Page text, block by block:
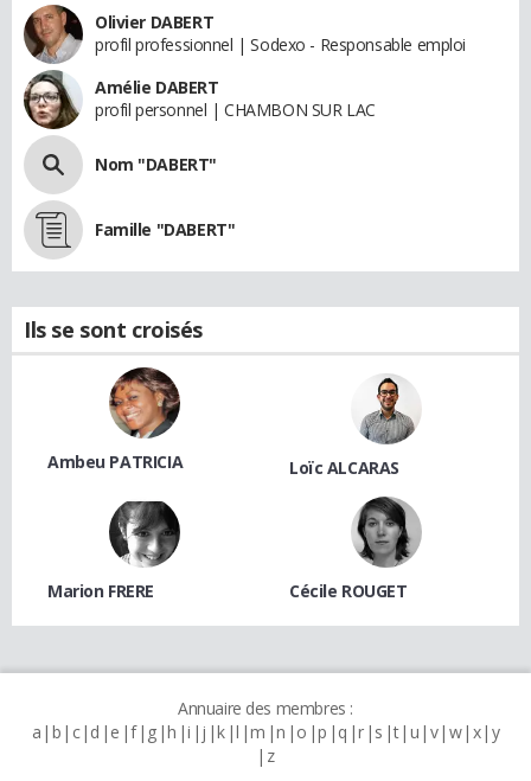
Olivier DABERT
profil professionnel | Sodexo - Responsable emploi
Amélie DABERT
profil personnel | CHAMBON SUR LAC
Nom "DABERT"
Famille "DABERT"
Ils se sont croisés
Ambeu PATRICIA Loïc ALCARAS
Marion FRERE Cécile ROUGET
Annuaire des membres :
a b c d e f g h i j k l m n o p q r s t u v w x y
z